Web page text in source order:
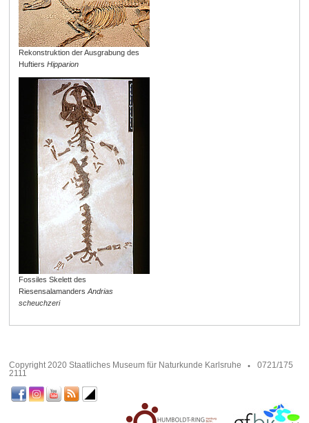
Rekonstruktion der Ausgrabung des
Huftiers Hipparion
Fossiles Skelett des
Riesensalamanders Andrias
scheuchzeri
Copyright 2020 Staatliches Museum für Naturkunde Karlsruhe
0721/175
2111